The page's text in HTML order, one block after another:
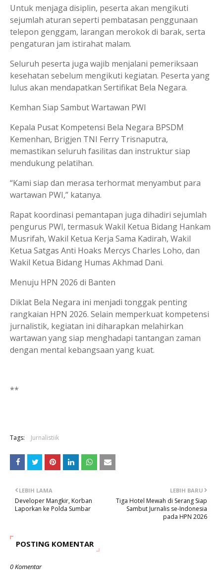
Untuk menjaga disiplin, peserta akan mengikuti
sejumlah aturan seperti pembatasan penggunaan
telepon genggam, larangan merokok di barak, serta
pengaturan jam istirahat malam.
Seluruh peserta juga wajib menjalani pemeriksaan
kesehatan sebelum mengikuti kegiatan. Peserta yang
lulus akan mendapatkan Sertifikat Bela Negara.
Kemhan Siap Sambut Wartawan PWI
Kepala Pusat Kompetensi Bela Negara BPSDM
Kemenhan, Brigjen TNI Ferry Trisnaputra,
memastikan seluruh fasilitas dan instruktur siap
mendukung pelatihan.
“Kami siap dan merasa terhormat menyambut para
wartawan PWI,” katanya.
Rapat koordinasi pemantapan juga dihadiri sejumlah
pengurus PWI, termasuk Wakil Ketua Bidang Hankam
Musrifah, Wakil Ketua Kerja Sama Kadirah, Wakil
Ketua Satgas Anti Hoaks Mercys Charles Loho, dan
Wakil Ketua Bidang Humas Akhmad Dani.
Menuju HPN 2026 di Banten
Diklat Bela Negara ini menjadi tonggak penting
rangkaian HPN 2026. Selain memperkuat kompetensi
jurnalistik, kegiatan ini diharapkan melahirkan
wartawan yang siap menghadapi tantangan zaman
dengan mental kebangsaan yang kuat.
**
Tags: Jurnalistiik
LEBIH BARU
Tiga Hotel Mewah di Serang Siap
Sambut Jurnalis se-Indonesia
pada HPN 2026
LEBIH LAMA
Developer Mangkir, Korban
Laporkan ke Polda Sumbar
POSTING KOMENTAR
0 Komentar